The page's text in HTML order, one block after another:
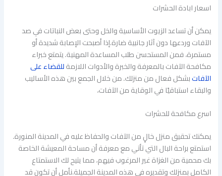
اسعار ابادة الحشرات
يمكن أن تساعد الزيوت الأساسية والخل وحتى بعض النباتات في صد
الآفات وردعها دون آثار جانبية ضارة.إذا أصبحت الإصابة شديدة أو
مستمرة، فمن المستحسن طلب المساعدة المهنية. يتمتع خبراء
مكافحة الآفات بالمعرفة والخبرة والأدوات اللازمةللقضاء على
الآفاتبشكل فعال من منزلك. من خلال الجمع بين هذه الأساليب
والبقاء استباقيًا في الوقاية من الآفات،
اسرع مكافحة للحشرات
يمكنك تحقيق منزل خالٍ من الآفات والحفاظ عليه في المدينة المنورة.
استمتع براحة البال التي تأتي مع معرفة أن مساحة المعيشة الخاصة
بك محمية من الغزاة غير المرغوب فيهم، مما يتيح لك الاستمتاع
الكامل بمنزلك وتقديره في هذه المدينة الجميلة.نأمل أن تكون قد